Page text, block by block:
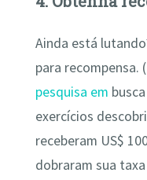
Ainda está
para recompensa.
pesquisa em
exercícios
receberam US$
dobraram sua